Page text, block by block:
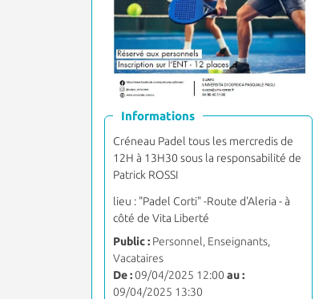
Informations
Créneau Padel tous les mercredis de
12H à 13H30 sous la responsabilité de
Patrick ROSSI
lieu : "Padel Corti" -Route d'Aleria - à
côté de Vita Liberté
Public : Personnel, Enseignants,
Vacataires
De :09/04/2025 12:00 au :
09/04/2025 13:30